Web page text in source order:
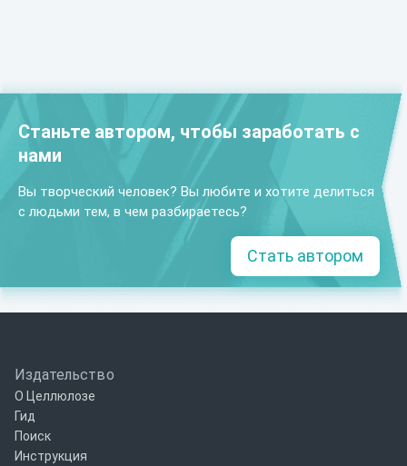
Станьте автором, чтобы заработать с
нами
Вы творческий человек? Вы любите и хотите делиться
с людьми тем, в чем разбираетесь?
Стать автором
Издательство
О Целлюлозе
Гид
Поиск
Инструкция